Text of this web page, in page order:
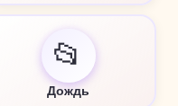
📂
Дождь